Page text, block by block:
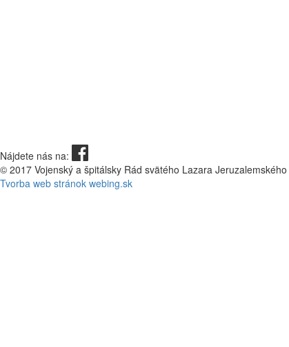
Nájdete nás na:
© 2017 Vojenský a špitálsky Rád svätého Lazara
Tvorba web stránok webing.sk